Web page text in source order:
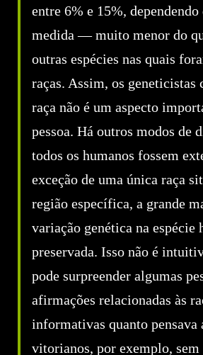
entre 6% e 15%,
medida — muito menor do
outras espécies nas quais
raças. Assim, os geneticistas
raça não é um aspecto
pessoa. Há outros modos de
todos os humanos fossem
exceção de uma única raça
região específica, a grande
variação genética na espécie
preservada. Isso não é
pode surpreender algumas
afirmações relacionadas às
informativas quanto pensava
vitorianos, por exemplo, sem